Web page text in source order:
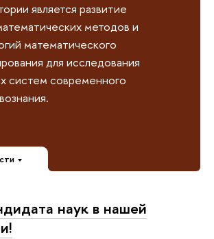
является развитие
методов и
математического
для исследования
систем современного
наук в нашей